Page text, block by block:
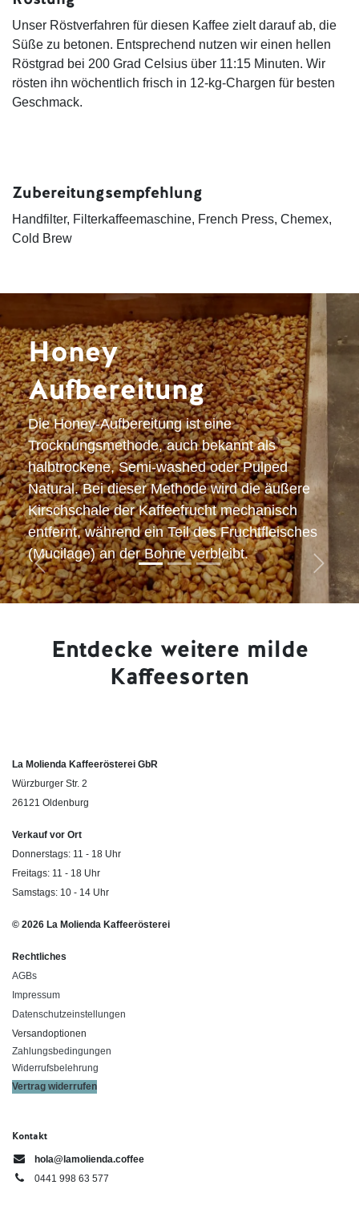
Unser Röstverfahren für diesen Kaffee zielt darauf ab, die
Süße zu betonen. Entsprechend nutzen wir einen hellen
Röstgrad bei 200 Grad Celsius über 11:15 Minuten. Wir
rösten ihn wöchentlich frisch in 12-kg-Chargen für besten
Geschmack.
Zubereitungsempfehlung
Handfilter, Filterkaffeemaschine, French Press, Chemex,
Cold Brew
Honey
Aufbereitung
Die Honey-Aufbereitung ist eine
Trocknungsmethode, auch bekannt als
halbtrockene, Semi-washed oder Pulped
Natural. Bei dieser Methode wird die äußere
Kirschschale der Kaffeefrucht mechanisch
entfernt, während ein Teil des Fruchtfleisches
(Mucilage) an der Bohne verbleibt.
Zurück Weiter
Entdecke weitere milde
Kaffeesorten
La Molienda Kaffeerösterei GbR
Würzburger Str. 2
26121 Oldenburg
Verkauf vor Ort
Donnerstags: 11 - 18 Uhr
Freitags: 11 - 18 Uhr
Samstags: 10 - 14 Uhr
© 2026 La Molienda Kaffeerösterei
Rechtliches
AGBs
Impressum
Datenschutzeinstellungen
Versandoptionen
Zahlungsbedingungen
Widerrufsbelehrung
Vertrag widerrufen
Kontakt
hola@lamolienda.coffee
0441 998 63 577